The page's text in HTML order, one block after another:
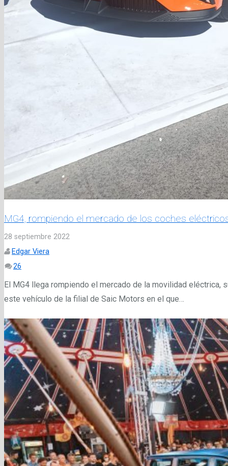
MG4, rompiendo el mercado de los coches
28 septiembre 2022
Edgar Viera
26
El MG4 llega rompiendo el mercado de la movilidad eléctrica,
este vehículo de la filial de Saic Motors en el que…